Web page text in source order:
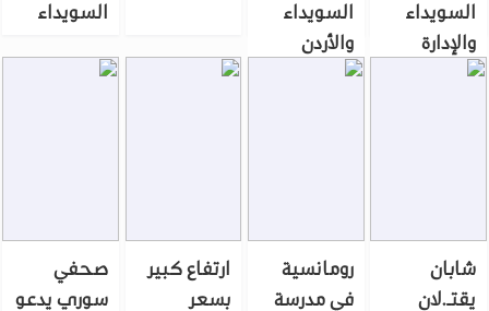
السويداء
والإدارة
السورية
السويداء
والأردن
لتعزيز
السويداء
شابان
يقتـ.لان
رومانسية
في مدرسة
ارتفاع كبير
بسعر
صحفي
سوري يدعو